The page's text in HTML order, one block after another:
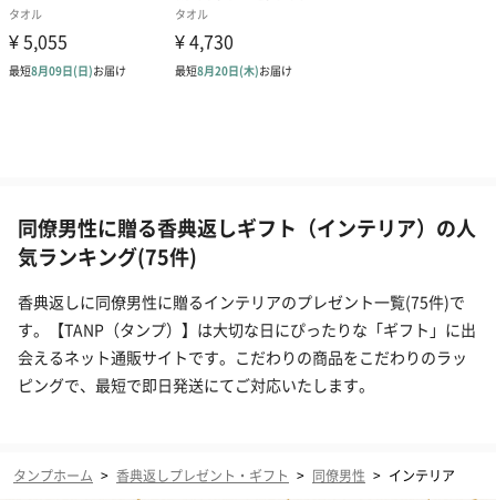
同僚男性に贈る香典返しギフト（インテリア）の人
気ランキング(75件)
香典返しに同僚男性に贈るインテリアのプレゼント一覧(75件)で
す。【TANP（タンプ）】は大切な日にぴったりな「ギフト」に出
会えるネット通販サイトです。こだわりの商品をこだわりのラッ
ピングで、最短で即日発送にてご対応いたします。
タンプホーム > 香典返しプレゼント・ギフト > 同僚男性 > インテリア